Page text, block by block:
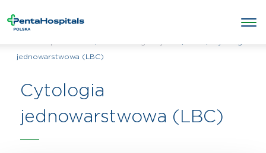
jednowarstwowa (LBC)
Cytologia
jednowarstwowa (LBC)